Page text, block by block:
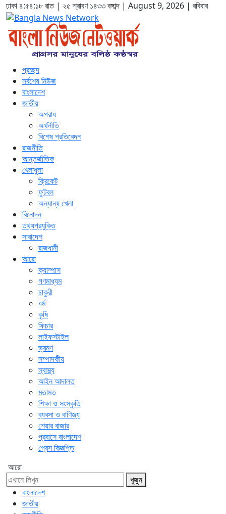
ঢাকা ৪:৫৪:১৯ রাত| ২৫ শ্রাবণ ১৪৩৩ বঙ্গাব্দ | August 9, 2026 | রবিবার
প্রচ্ছদ
সর্বশেষ নিউজ
বাংলাদেশ
জাতীয়
অপরাধ
অর্থনীতি
বিশেষ প্রতিবেদন
রাজনীতি
আন্তর্জাতিক
খেলাধুলা
ক্রিকেট
ফুটবল
অন্যান্য খেলা
বিনোদন
তথ্যপ্রযুক্তি
সারাদেশ
রাজধানী
আরো
ক্যাম্পাস
গণমাধ্যম
চাকুরী
ধর্ম
কৃষি
ফিচার
লাইফস্টাইল
ভ্রমণ
সম্পাদকীয়
স্বাস্থ্য
আইন আদালত
মতামত
শিক্ষা ও সংস্কৃতি
ব্যবসা ও বাণিজ্য
শেয়ার বাজার
প্রবাসে বাংলাদেশ
প্রেস বিজ্ঞপ্তি
আরো
খুজুন
বাংলাদেশ
জাতীয়